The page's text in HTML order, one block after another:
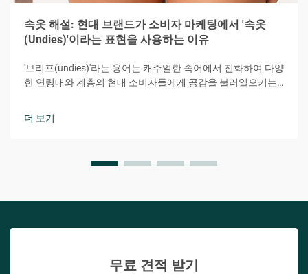
속옷 해설: 현대 브랜드가 소비자 마케팅에서 '속옷
(Undies)'이라는 표현을 사용하는 이유
'브리프(undies)'라는 용어는 캐주얼한 속어에서 진화하여 다양
한 연령대와 계층의 현대 소비자들에게 공감을 불러일으키는
과적으로 전달합니다.
더 보기
무료 견적 받기